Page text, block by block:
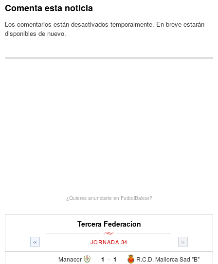
Comenta esta noticia
Los comentarios están desactivados temporalmente. En breve estarán
disponibles de nuevo.
¿Quieres anunciarte en FutbolBalear?
Tercera Federacion
« »
JORNADA 34
Manacor 1 - R.C.D. Mallorca Sad "B"
1